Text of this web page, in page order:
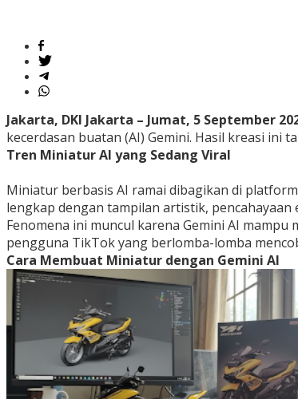
Jakarta, DKI Jakarta – Jumat, 5 September
kecerdasan buatan (AI) Gemini. Hasil kreasi
Tren Miniatur AI yang Sedang Viral
Miniatur berbasis AI ramai dibagikan di
lengkap dengan tampilan artistik,
Fenomena ini muncul karena Gemini AI
pengguna TikTok yang berlomba-lomba
Cara Membuat Miniatur dengan Gemini AI